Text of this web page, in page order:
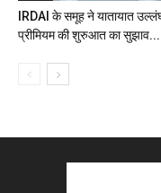
IRDAI के समूह ने यातायात
प्रीमियम की शुरुआत का सुझाव...